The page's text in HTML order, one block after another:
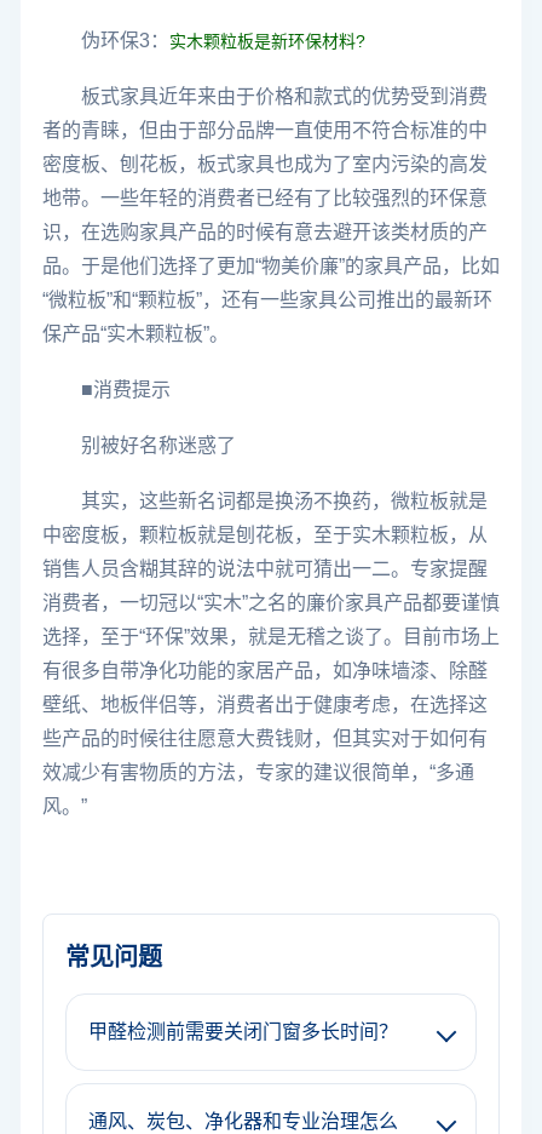
伪环保3： 实木颗粒板是新环保材料?
板式家具近年来由于价格和款式的优势受到消费
者的青睐，但由于部分品牌一直使用不符合标准的中
密度板、刨花板，板式家具也成为了室内污染的高发
地带。一些年轻的消费者已经有了比较强烈的环保意
识，在选购家具产品的时候有意去避开该类材质的产
品。于是他们选择了更加“物美价廉”的家具产品，比如
“微粒板”和“颗粒板”，还有一些家具公司推出的最新环
保产品“实木颗粒板”。
■消费提示
别被好名称迷惑了
其实，这些新名词都是换汤不换药，微粒板就是
中密度板，颗粒板就是刨花板，至于实木颗粒板，从
销售人员含糊其辞的说法中就可猜出一二。专家提醒
消费者，一切冠以“实木”之名的廉价家具产品都要谨慎
选择，至于“环保”效果，就是无稽之谈了。目前市场上
有很多自带净化功能的家居产品，如净味墙漆、除醛
壁纸、地板伴侣等，消费者出于健康考虑，在选择这
些产品的时候往往愿意大费钱财，但其实对于如何有
效减少有害物质的方法，专家的建议很简单，“多通
风。”
常见问题
甲醛检测前需要关闭门窗多长时间？
通风、炭包、净化器和专业治理怎么